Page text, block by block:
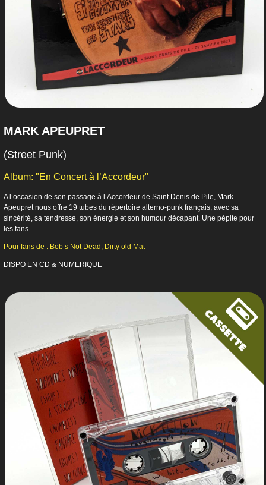
MARK APEUPRET
(Street Punk)
Album: "En Concert à l’Accordeur"
A l’occasion de son passage à l’Accordeur de Saint Denis de Pile, Mark
Apeupret nous offre 19 tubes du répertoire alterno-punk français, avec sa
sincérité, sa tendresse, son énergie et son humour décapant. Une pépite pour
les fans...
Pour fans de : Bob’s Not Dead, Dirty old Mat
DISPO EN CD & NUMERIQUE